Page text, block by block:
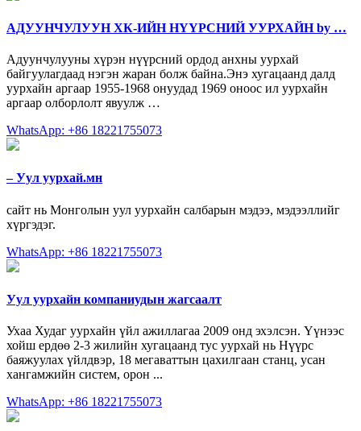
АДУУНЧУЛУУН ХК-ИЙН НҮҮРСНИЙ УУРХАЙН by …
Адуунчулууны хүрэн нүүрсний ордод анхны уурхай
байгуулагдаад нэгэн жаран болж байна.Энэ хугацаанд далд
уурхайн аргаар 1955-1968 онуудад 1969 оноос ил уурхайн
аргаар олборлолт явуулж …
WhatsApp: +86 18221755073
– Уул уурхай.мн
сайт нь Монголын уул уурхайн салбарын мэдээ, мэдээллийг
хүргэдэг.
WhatsApp: +86 18221755073
Уул уурхайн компаниудын жагсаалт
Ухаа Худаг уурхайн үйл ажиллагаа 2009 онд эхэлсэн. Үүнээс
хойш ердөө 2-3 жилийн хугацаанд тус уурхай нь Нүүрс
баяжуулах үйлдвэр, 18 мегаваттын цахилгаан станц, усан
хангамжийн систем, орон ...
WhatsApp: +86 18221755073